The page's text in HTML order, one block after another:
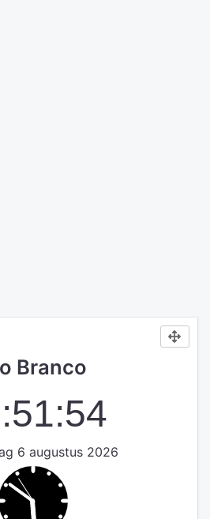
Branco
6 augustus 2026